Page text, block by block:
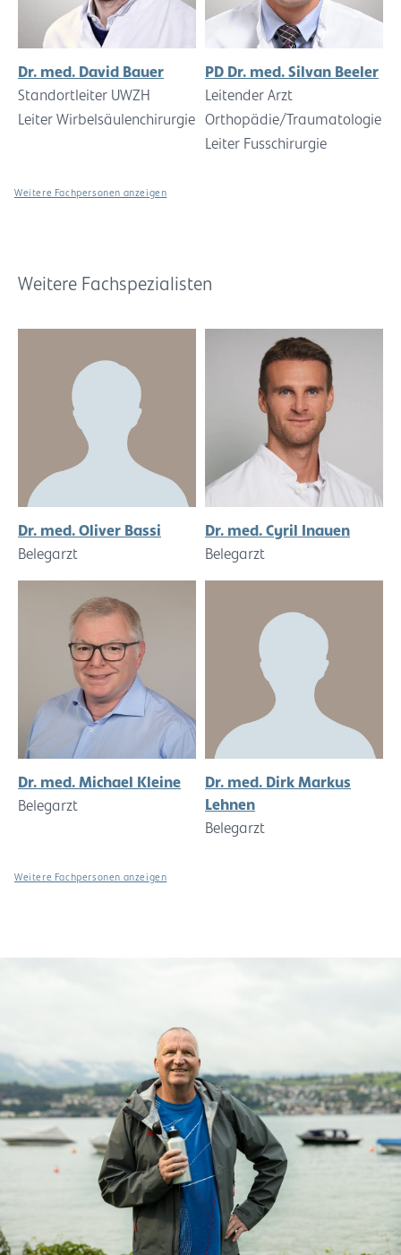
Dr. med. David Bauer
Standortleiter UWZH
Leiter Wirbelsäulenchirurgie
PD Dr. med. Silvan Beeler
Leitender Arzt
Orthopädie/Traumatologie
Leiter Fusschirurgie
Weitere Fachpersonen anzeigen
Weitere Fachspezialisten
Dr. med. Oliver Bassi
Belegarzt
Dr. med. Cyril Inauen
Belegarzt
Dr. med. Michael Kleine
Belegarzt
Dr. med. Dirk Markus
Lehnen
Belegarzt
Weitere Fachpersonen anzeigen